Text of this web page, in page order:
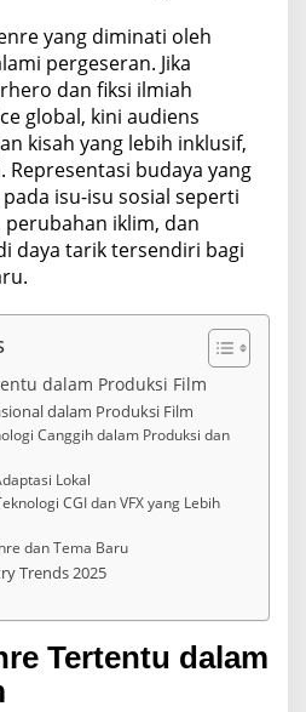
yang diminati oleh
pergeseran. Jika
dan fiksi ilmiah
global, kini audiens
kisah yang lebih inklusif,
Representasi budaya yang
isu-isu sosial seperti
iklim, dan
daya tarik tersendiri bagi
dalam Produksi Film
dalam Produksi Film
Canggih dalam Produksi dan
Lokal
CGI dan VFX yang Lebih
dan Tema Baru
Trends 2025
Tertentu dalam